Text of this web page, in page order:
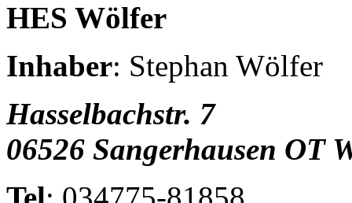
HES Wölfer
Inhaber: Stephan Wölfer
Hasselbachstr. 7
06526 Sangerhausen OT